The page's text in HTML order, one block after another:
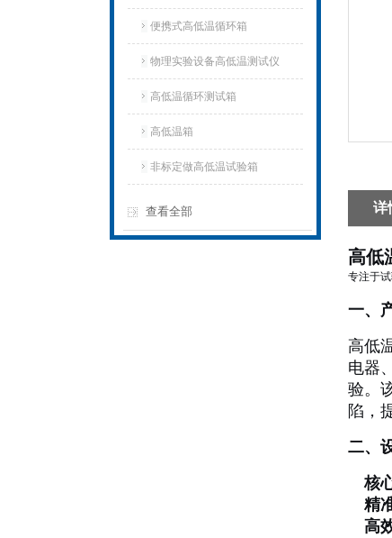
便携式高低温循环箱
物理实验设备高低温测试仪
高低温循环测试箱
高低温箱
非标定做高低温试验箱
查看全部 详
高低
专注于
一、
高低
电器
验。
陷，
二、
核
精
高